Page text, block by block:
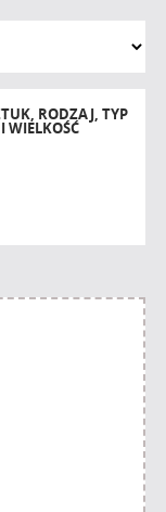
RODZAJ, TYP
WIELKOŚĆ